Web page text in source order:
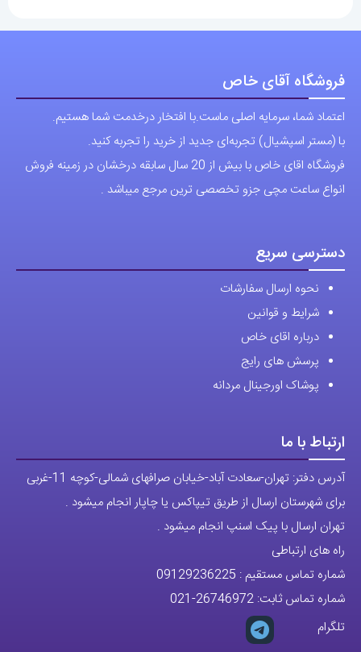
فروشگاه آقای خاص
اعتماد شما، سرمایه اصلی ماست.با افتخار درخدمت شما هستیم.
با (مستر اسپشیال) تجربه‌ای جدید از خرید را تجربه کنید.
فروشگاه اقای خاص با بیش از 20 سال سابقه درخشان در زمینه فروش
انواع ساعت مچی جزو تخصصی ترین مرجع میباشد .
دسترسی سریع
نحوه ارسال سفارشات
شرایط و قوانین
درباره اقای خاص
پرسش های رایج
پوشاک اورجینال مردانه
ارتباط با ما
آدرس دفتر: تهران-سعادت آباد-خیابان صرافهای شمالی-کوچه 11-غربی
برای شهرستان ارسال از طریق تیپاکس یا چاپار انجام میشود .
تهران ارسال با پیک اسنپ انجام میشود .
راه های ارتباطی
شماره تماس مستقیم : 09129236225
شماره تماس ثابت: 26746972
-021
تلگرام